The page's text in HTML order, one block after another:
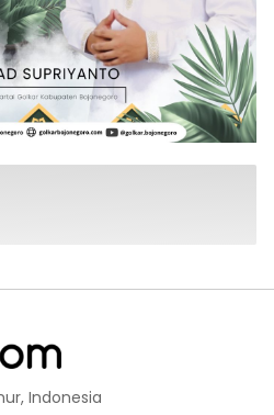
Indonesia